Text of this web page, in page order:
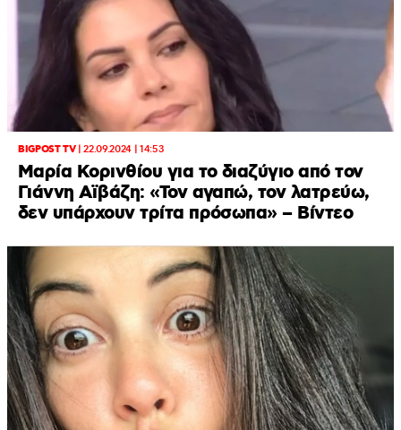
BIGPOST TV|22.09.2024 | 14:53
Μαρία Κορινθίου για το διαζύγιο από τον
Γιάννη Αϊβάζη: «Τον αγαπώ, τον λατρεύω,
δεν υπάρχουν τρίτα πρόσωπα» – Βίντεο